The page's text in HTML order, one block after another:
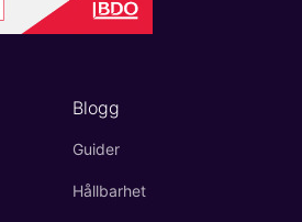
Blogg
Guider
Hållbarhet